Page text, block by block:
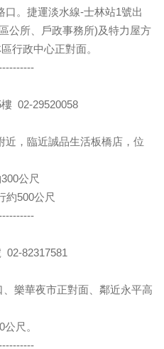
。捷運淡水線-士林站1號出
公所、戶政事務所)及特力屋方
行政中心正對面。
02-29520058
近，臨近誠品生活板橋店，位
公尺
約500公尺
02-82317581
樂華夜市正對面、鄰近永平高
尺。